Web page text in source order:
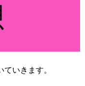
いきます。